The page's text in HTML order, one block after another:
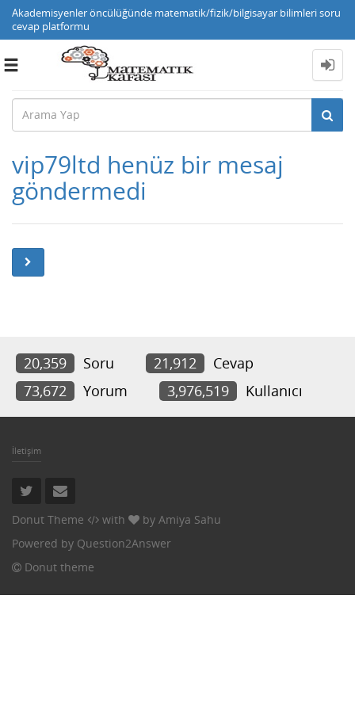
Akademisyenler öncülüğünde matematik/fizik/bilgisayar bilimleri soru
cevap platformu
Toggle
vip79ltd henüz bir mesaj
göndermedi
20,359 Soru 21,912
Cevap
73,672
Yorum 3,976,519 Kullanıcı
İletişim
Donut Theme with by Amiya Sahu
Powered by Question2Answer
Donut theme